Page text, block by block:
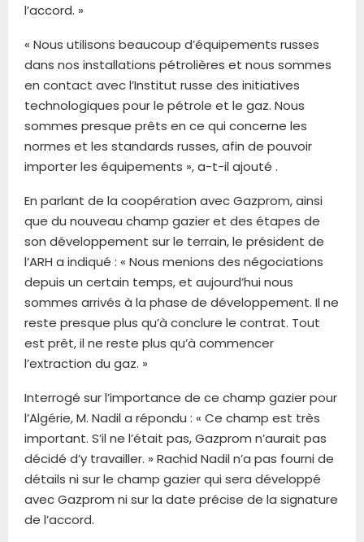
l’accord. »
« Nous utilisons beaucoup d’équipements russes
dans nos installations pétrolières et nous sommes
en contact avec l’Institut russe des initiatives
technologiques pour le pétrole et le gaz. Nous
sommes presque prêts en ce qui concerne les
normes et les standards russes, afin de pouvoir
importer les équipements », a-t-il ajouté .
En parlant de la coopération avec Gazprom, ainsi
que du nouveau champ gazier et des étapes de
son développement sur le terrain, le président de
l’ARH a indiqué : « Nous menions des négociations
depuis un certain temps, et aujourd’hui nous
sommes arrivés à la phase de développement. Il ne
reste presque plus qu’à conclure le contrat. Tout
est prêt, il ne reste plus qu’à commencer
l’extraction du gaz. »
Interrogé sur l’importance de ce champ gazier pour
l’Algérie, M. Nadil a répondu : « Ce champ est très
important. S’il ne l’était pas, Gazprom n’aurait pas
décidé d’y travailler. » Rachid Nadil n’a pas fourni de
détails ni sur le champ gazier qui sera développé
avec Gazprom ni sur la date précise de la signature
de l’accord.